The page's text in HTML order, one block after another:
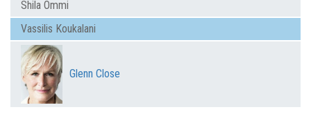
Shila Ommi
Vassilis Koukalani
Glenn Close